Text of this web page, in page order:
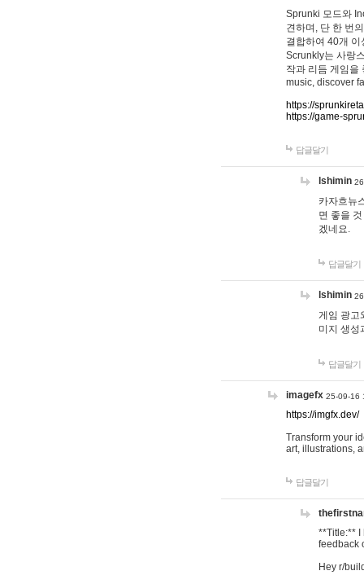
Sprunki 모드와
견하며, 단 한 번
결합하여 40개
Scrunkly는 사랑
작과 리듬 게임을
music, discover
https://
https://game-
답글달기
lshimin
카자흐뉴
면 좋을
겠네요.
답글달기
lshimin
게임 광고
미지 생성
답글달기
imagefx 25-09-16
https://imgfx.dev/
Transform your
art, illustrations,
답글달기
**Title:** I
feedback
Hey r/